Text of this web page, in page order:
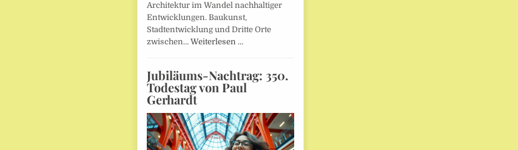
Architektur im Wandel nachhaltiger
Entwicklungen. Baukunst,
Stadtentwicklung und Dritte Orte
zwischen… Weiterlesen …
Jubiläums-Nachtrag: 350.
Todestag von Paul
Gerhardt